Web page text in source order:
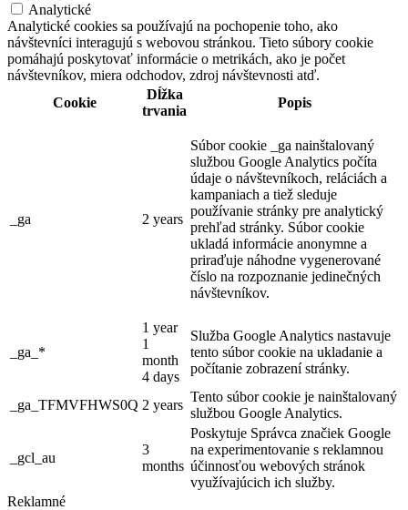
Analytické
Analytické cookies sa používajú na pochopenie toho, ako
návštevníci interagujú s webovou stránkou. Tieto súbory cookie
pomáhajú poskytovať informácie o metrikách, ako je počet
návštevníkov, miera odchodov, zdroj návštevnosti atď.
Cookie
Dĺžka
trvania
Popis
_ga 2 years
Súbor cookie _ga nainštalovaný
službou Google Analytics počíta
údaje o návštevníkoch, reláciách a
kampaniach a tiež sleduje
používanie stránky pre analytický
prehľad stránky. Súbor cookie
ukladá informácie anonymne a
priraďuje náhodne vygenerované
číslo na rozpoznanie jedinečných
návštevníkov.
_ga_*
1 year
1
month
4 days
Služba Google Analytics nastavuje
tento súbor cookie na ukladanie a
počítanie zobrazení stránky.
_ga_TFMVFHWS0Q 2 years
Tento súbor cookie je nainštalovaný
službou Google Analytics.
_gcl_au
3
months
Poskytuje Správca značiek Google
na experimentovanie s reklamnou
účinnosťou webových stránok
využívajúcich ich služby.
Reklamné